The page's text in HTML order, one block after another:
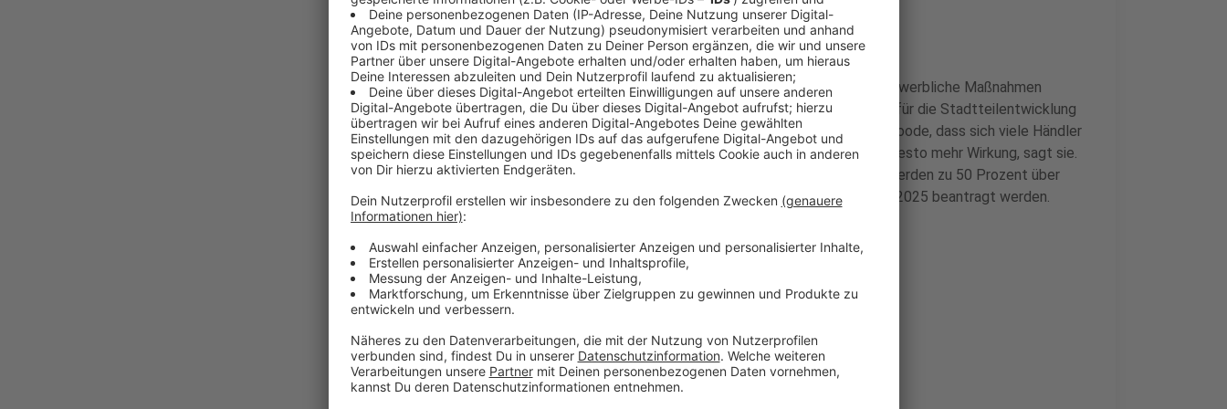
Anzeige
Lichter in der Fußgängerzone, mobile Blumentöpfe und andere gewerbliche Maßnahmen
können seit kurzem vom Cityfonds gefördert werden. Der wurde für die Stadtteilentwicklung
Wiesdorf eingerichtet. Jetzt hofft Stadtteilmanagerin Silke de Roode, dass sich viele Händler
dem Beleuchtungsprojekt anschließen. Denn je mehr dabei sind, desto mehr Wirkung, sagt sie.
Die noch anzuschaffenden Tischleuchten für die Schaufenster werden zu 50 Prozent über
den Cityfonds finanziert. Weitere Projekte können bis Dezember 2025 beantragt werden.
Weitere Meldungen aus Leverkusen
Leverkusen: Warnungen per Radio, Handy und Sirene